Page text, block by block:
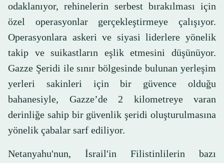
odaklanıyor, rehinelerin serbest bırakılması için
özel operasyonlar gerçekleştirmeye çalışıyor.
Operasyonlara askeri ve siyasi liderlere yönelik
takip ve suikastların eşlik etmesini düşünüyor.
Gazze Şeridi ile sınır bölgesinde bulunan yerleşim
yerleri sakinleri için bir güvence olduğu
bahanesiyle, Gazze’de 2 kilometreye varan
derinliğe sahip bir güvenlik şeridi oluşturulmasına
yönelik çabalar sarf ediliyor.
Netanyahu'nun, İsrail'in Filistinlilerin bazı